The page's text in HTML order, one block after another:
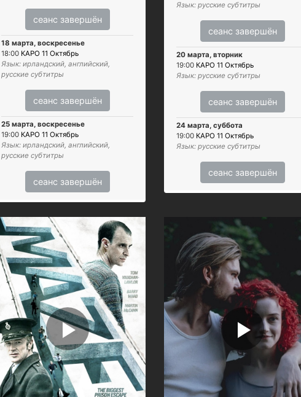
сеанс завершён
18 марта, воскресенье
18:00 КАРО 11 Октябрь
Язык: ирландский, английский,
русские субтитры
сеанс завершён
25 марта, воскресенье
19:00 КАРО 11 Октябрь
Язык: ирландский, английский,
русские субтитры
сеанс завершён
Язык: русские субтитры
сеанс завершён
20 марта, вторник
19:00 КАРО 11 Октябрь
Язык: русские субтитры
сеанс завершён
24 марта, суббота
19:00 КАРО 11 Октябрь
Язык: русские субтитры
сеанс завершён